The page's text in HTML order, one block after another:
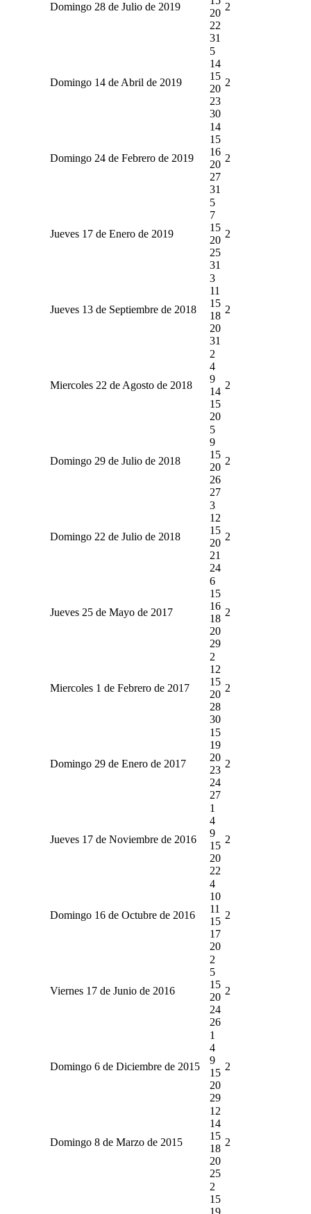
Domingo 28 de Julio de 2019
20
22
31
2
Domingo 14 de Abril de 2019
5
14
15
20
23
30
2
Domingo 24 de Febrero de 2019
14
15
16
20
27
31
2
Jueves 17 de Enero de 2019
5
7
15
20
25
31
2
Jueves 13 de Septiembre de 2018
3
11
15
18
20
31
2
Miercoles 22 de Agosto de 2018
2
4
9
14
15
20
2
Domingo 29 de Julio de 2018
5
9
15
20
26
27
2
Domingo 22 de Julio de 2018
3
12
15
20
21
24
2
Jueves 25 de Mayo de 2017
6
15
16
18
20
29
2
Miercoles 1 de Febrero de 2017
2
12
15
20
28
30
2
Domingo 29 de Enero de 2017
15
19
20
23
24
27
2
Jueves 17 de Noviembre de 2016
1
4
9
15
20
22
2
Domingo 16 de Octubre de 2016
4
10
11
15
17
20
2
Viernes 17 de Junio de 2016
2
5
15
20
24
26
2
Domingo 6 de Diciembre de 2015
1
4
9
15
20
29
2
Domingo 8 de Marzo de 2015
12
14
15
18
20
25
2
2
15
19